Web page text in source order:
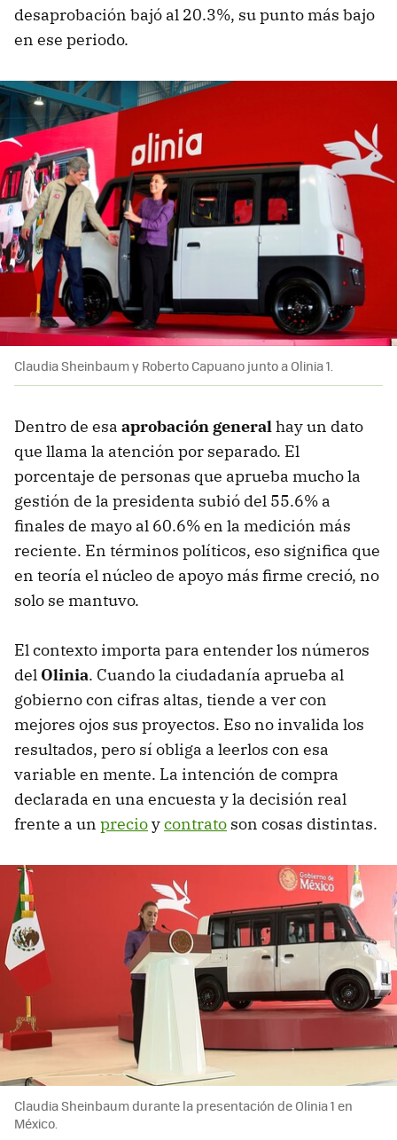
desaprobación bajó al 20.3%, su punto más bajo
en ese periodo.
Claudia Sheinbaum y Roberto Capuano junto a Olinia 1.
Dentro de esa aprobación general hay un dato
que llama la atención por separado. El
porcentaje de personas que aprueba mucho la
gestión de la presidenta subió del 55.6% a
finales de mayo al 60.6% en la medición más
reciente. En términos políticos, eso significa que
en teoría el núcleo de apoyo más firme creció, no
solo se mantuvo.
El contexto importa para entender los números
del Olinia. Cuando la ciudadanía aprueba al
gobierno con cifras altas, tiende a ver con
mejores ojos sus proyectos. Eso no invalida los
resultados, pero sí obliga a leerlos con esa
variable en mente. La intención de compra
declarada en una encuesta y la decisión real
frente a un precioycontrato son cosas distintas.
Claudia Sheinbaum durante la presentación de Olinia 1 en
México.